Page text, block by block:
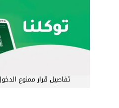
تفاصيل قرار ممنوع